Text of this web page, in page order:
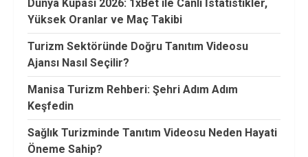
Dünya Kupası 2026: 1xBet ile Canlı İstatistikler,
Yüksek Oranlar ve Maç Takibi
Turizm Sektöründe Doğru Tanıtım Videosu
Ajansı Nasıl Seçilir?
Manisa Turizm Rehberi: Şehri Adım Adım
Keşfedin
Sağlık Turizminde Tanıtım Videosu Neden Hayati
Öneme Sahip?